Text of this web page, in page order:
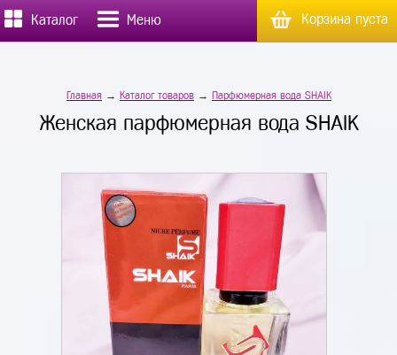
Каталог Меню Корзина пуста
Главная→ Каталог товаров→ Парфюмерная вода SHAIK
Женская парфюмерная вода SHAIK